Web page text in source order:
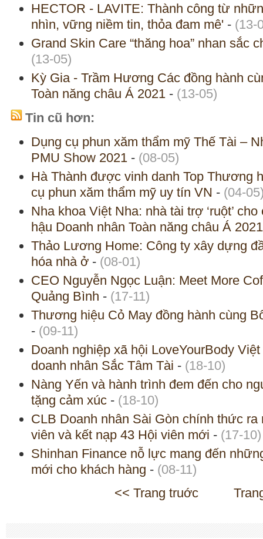
HECTOR - LAVITE: Thành công từ
nhìn, vững niềm tin, thỏa đam mê' - (13-
Grand Skin Care “thăng hoa” nhan sắc
(13-05)
Kỳ Gia - Trầm Hương Các đồng hành
Toàn năng châu Á 2021 - (13-05)
Tin cũ hơn:
Dụng cụ phun xăm thẩm mỹ Thế Tài –
PMU Show 2021 - (08-05)
Hà Thành được vinh danh Top Thương
cụ phun xăm thẩm mỹ uy tín VN - (04-
Nha khoa Việt Nha: nhà tài trợ ‘ruột’ cho
hậu Doanh nhân Toàn năng châu Á 2021
Thảo Lương Home: Công ty xây dựng
hóa nhà ở - (08-01)
CEO Nguyễn Ngọc Luận: Meet More
Quảng Bình - (17-11)
Thương hiệu Cỏ May đồng hành cùng
- (09-11)
Doanh nghiệp xã hội LoveYourBody
doanh nhân Sắc Tâm Tài - (18-10)
Nàng Yến và hành trình đem đến cho
tặng cảm xúc - (18-10)
CLB Doanh nhân Sài Gòn chính thức
viên và kết nạp 43 Hội viên mới - (17-10)
Shinhan Finance nỗ lực mang đến
mới cho khách hàng - (08-11)
<< Trang truớc